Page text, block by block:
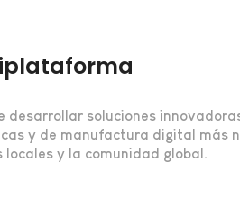
desarrollar soluciones
y de manufactura digital más
y la comunidad global.